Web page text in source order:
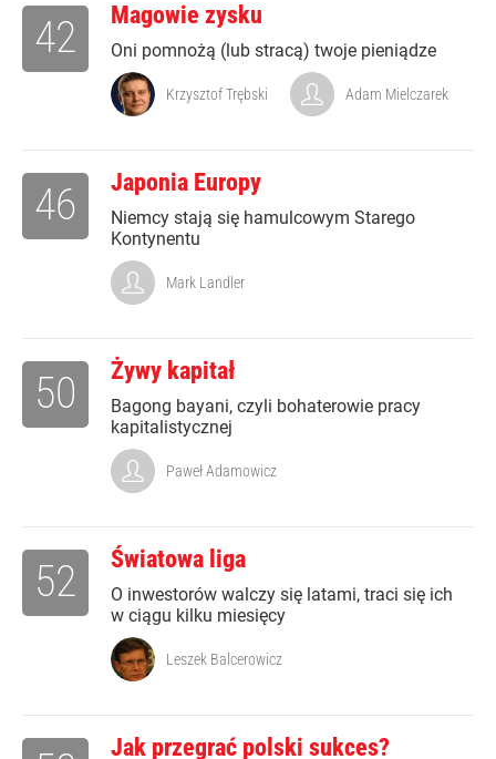
Magowie zysku
Oni pomnożą (lub stracą) twoje pieniądze
42
Krzysztof Trębski Adam Mielczarek
Japonia Europy
Niemcy stają się hamulcowym Starego
Kontynentu
46
Mark Landler
Żywy kapitał
Bagong bayani, czyli bohaterowie pracy
kapitalistycznej
50
Paweł Adamowicz
Światowa liga
O inwestorów walczy się latami, traci się ich
w ciągu kilku miesięcy
52
Leszek Balcerowicz
Jak przegrać polski sukces?